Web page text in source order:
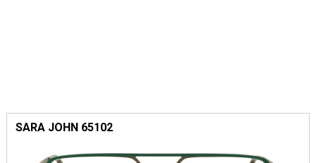
SARA JOHN 65102